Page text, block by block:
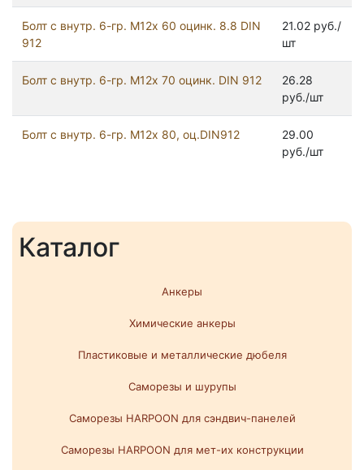
Каталог
Анкеры
Химические анкеры
Пластиковые и металлические дюбеля
Саморезы и шурупы
Саморезы HARPOON для сэндвич-панелей
Саморезы HARPOON для мет-их конструкции
Болт с внутр. 6-гр. М12х 60 оцинк. 8.8 DIN
912
21.02 руб./
шт
Болт с внутр. 6-гр. М12х 70 оцинк. DIN 912
26.28
руб./шт
Болт с внутр. 6-гр. М12х 80, оц.DIN912
29.00
руб./шт